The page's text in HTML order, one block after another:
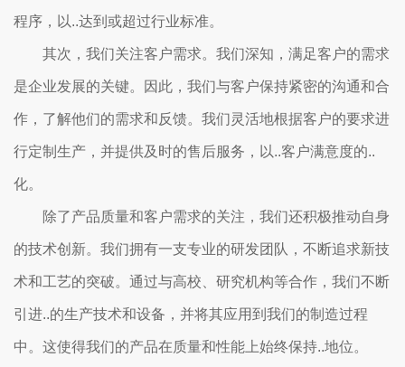
程序，以..达到或超过行业标准。
其次，我们关注客户需求。我们深知，满足客户的需求
是企业发展的关键。因此，我们与客户保持紧密的沟通和合
作，了解他们的需求和反馈。我们灵活地根据客户的要求进
行定制生产，并提供及时的售后服务，以..客户满意度的..
化。
除了产品质量和客户需求的关注，我们还积极推动自身
的技术创新。我们拥有一支专业的研发团队，不断追求新技
术和工艺的突破。通过与高校、研究机构等合作，我们不断
引进..的生产技术和设备，并将其应用到我们的制造过程
中。这使得我们的产品在质量和性能上始终保持..地位。